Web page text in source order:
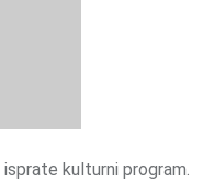
kulturni program.